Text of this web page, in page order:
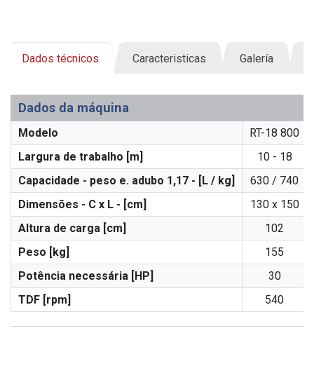
Dados técnicos Caracteristicas Galería
Dados da máquina
Modelo
RT-18 800
Largura de trabalho [m]
10 - 18
Capacidade - peso e. adubo 1,17 - [L / kg]
630 / 740
Dimensões - C x L - [cm]
130 x 150
Altura de carga [cm]
102
Peso [kg]
155
Potência necessária [HP]
30
TDF [rpm]
540